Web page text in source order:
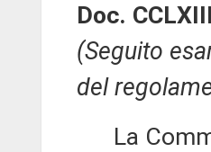
Doc.
(Seguito
del
La